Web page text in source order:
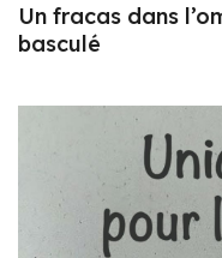
Un fracas dans
basculé